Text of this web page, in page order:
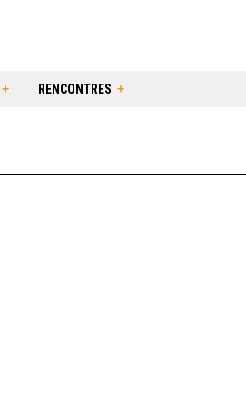
RENCONTRES